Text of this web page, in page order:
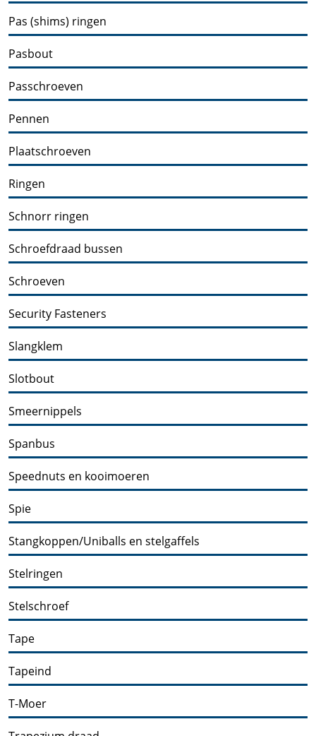
Pas (shims) ringen
Pasbout
Passchroeven
Pennen
Plaatschroeven
Ringen
Schnorr ringen
Schroefdraad bussen
Schroeven
Security Fasteners
Slangklem
Slotbout
Smeernippels
Spanbus
Speednuts en kooimoeren
Spie
Stangkoppen/Uniballs en stelgaffels
Stelringen
Stelschroef
Tape
Tapeind
T-Moer